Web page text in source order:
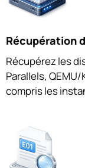
Récupération
Récupérez les
Parallels, QEMU/
compris les